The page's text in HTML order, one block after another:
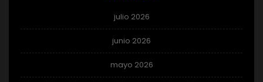
julio 2026
junio 2026
mayo 2026